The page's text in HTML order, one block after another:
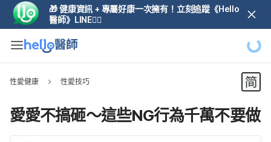
🎁 健康資訊 + 專屬好康一次擁有！立刻追蹤《Hello
醫師》LINE👆🏼
性愛健康 性愛技巧
愛愛不搞砸～這些NG行為千萬不要做